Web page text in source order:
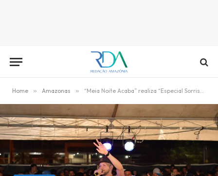
Home » Amazonas » “Meia Noite Acaba” realiza “Especial Sorriso Maroto”